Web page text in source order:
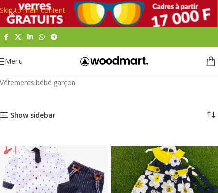
Skip to main content
Menu
Vêtements bébé garçon
Show sidebar